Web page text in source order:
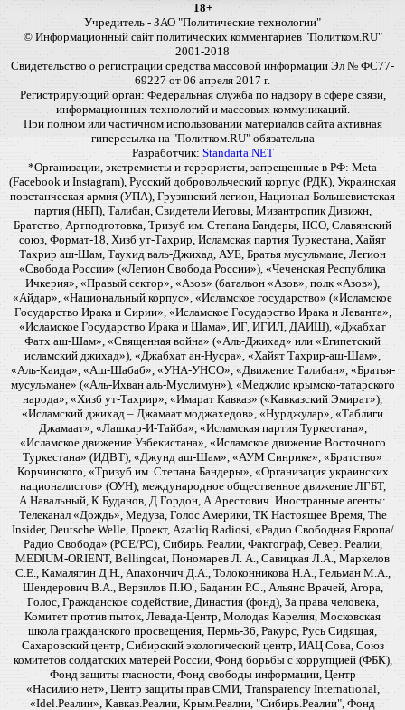
18+
Учредитель - ЗАО "Политические технологии"
© Информационный сайт политических комментариев "Политком.RU"
2001-2018
Свидетельство о регистрации средства массовой информации Эл № ФС77-
69227 от 06 апреля 2017 г.
Регистрирующий орган: Федеральная служба по надзору в сфере связи,
информационных технологий и массовых коммуникаций.
При полном или частичном использовании материалов сайта активная
гиперссылка на "Политком.RU" обязательна
Разработчик: Standarta.NET
*Организации, экстремисты и террористы, запрещенные в РФ: Meta
(Facebook и Instagram), Русский добровольческий корпус (РДК), Украинская
повстанческая армия (УПА), Грузинский легион, Национал-Большевистская
партия (НБП), Талибан, Свидетели Иеговы, Мизантропик Дивижн,
Братство, Артподготовка, Тризуб им. Степана Бандеры, НСО, Славянский
союз, Формат-18, Хизб ут-Тахрир, Исламская партия Туркестана, Хайят
Тахрир аш-Шам, Таухид валь-Джихад, АУЕ, Братья мусульмане, Легион
«Свобода России» («Легион Свобода России»), «Чеченская Республика
Ичкерия», «Правый сектор», «Азов» (батальон «Азов», полк «Азов»),
«Айдар», «Национальный корпус», «Исламское государство» («Исламское
Государство Ирака и Сирии», «Исламское Государство Ирака и Леванта»,
«Исламское Государство Ирака и Шама», ИГ, ИГИЛ, ДАИШ), «Джабхат
Фатх аш-Шам», «Священная война» («Аль-Джихад» или «Египетский
исламский джихад»), «Джабхат ан-Нусра», «Хайят Тахрир-аш-Шам»,
«Аль-Каида», «Аш-Шабаб», «УНА-УНСО», «Движение Талибан», «Братья-
мусульмане» («Аль-Ихван аль-Муслимун»), «Меджлис крымско-татарского
народа», «Хизб ут-Тахрир», «Имарат Кавказ» («Кавказский Эмират»),
«Исламский джихад – Джамаат моджахедов», «Нурджулар», «Таблиги
Джамаат», «Лашкар-И-Тайба», «Исламская партия Туркестана»,
«Исламское движение Узбекистана», «Исламское движение Восточного
Туркестана» (ИДВТ), «Джунд аш-Шам», «АУМ Синрике», «Братство»
Корчинского, «Тризуб им. Степана Бандеры», «Организация украинских
националистов» (ОУН), международное общественное движение ЛГБТ,
А.Навальный, К.Буданов, Д.Гордон, А.Арестович. Иностранные агенты:
Телеканал «Дождь», Медуза, Голос Америки, ТК Настоящее Время, The
Insider, Deutsche Welle, Проект, Azatliq Radiosi, «Радио Свободная Европа/
Радио Свобода» (PCE/PC), Сибирь. Реалии, Фактограф, Север. Реалии,
MEDIUM-ORIENT, Bellingcat, Пономарев Л. А., Савицкая Л.А., Маркелов
С.Е., Камалягин Д.Н., Апахончич Д.А., Толоконникова Н.А., Гельман М.А.,
Шендерович В.А., Верзилов П.Ю., Баданин Р.С., Альянс Врачей, Агора,
Голос, Гражданское содействие, Династия (фонд), За права человека,
Комитет против пыток, Левада-Центр, Молодая Карелия, Московская
школа гражданского просвещения, Пермь-36, Ракурс, Русь Сидящая,
Сахаровский центр, Сибирский экологический центр, ИАЦ Сова, Союз
комитетов солдатских матерей России, Фонд борьбы с коррупцией (ФБК),
Фонд защиты гласности, Фонд свободы информации, Центр
«Насилию.нет», Центр защиты прав СМИ, Transparency International,
«Idel.Реалии», Кавказ.Реалии, Крым.Реалии, "Сибирь.Реалии", Фонд